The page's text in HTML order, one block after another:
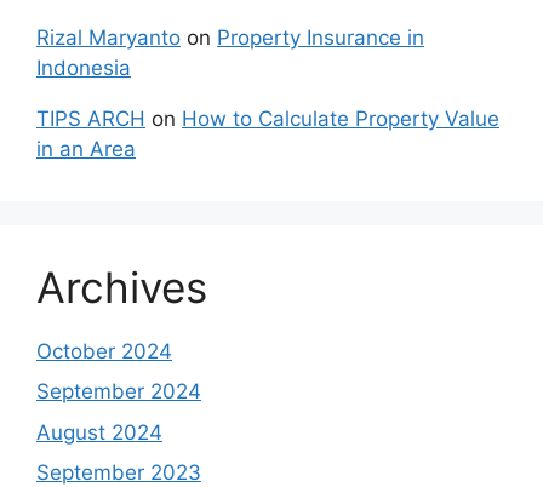
Rizal Maryanto on Property Insurance in
Indonesia
TIPS ARCH on How to Calculate Property Value
in an Area
Archives
October 2024
September 2024
August 2024
September 2023